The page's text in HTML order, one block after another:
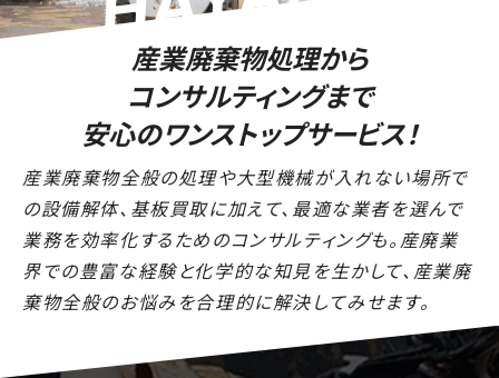
メールでお問い合わせ
LINEでお問い合わせ
産業廃棄物処理から
コンサルティングまで
安心のワンストップサービス！
産業廃棄物全般の処理や大型機械が入れない場所で
の設備解体、基板買取に加えて、最適な業者を選んで
業務を効率化するためのコンサルティングも。産廃業
界での豊富な経験と化学的な知見を生かして、産業廃
棄物全般のお悩みを合理的に解決してみせます。